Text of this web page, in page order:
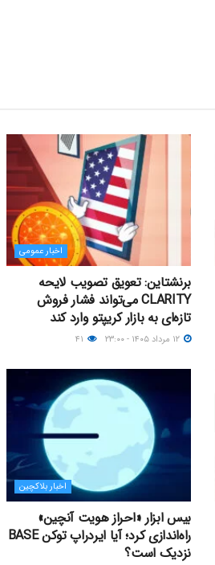
اخبار عمومی
برنشتاین: تعویق تصویب لایحه
CLARITY می‌تواند فشار فروش
تازه‌ای به بازار کریپتو وارد کند
اخبار بلاکچین
بیس ابزار «احراز هویت آنچین»
راه‌اندازی کرد؛ آیا ایردراپ توکن BASE
نزدیک‌ است؟